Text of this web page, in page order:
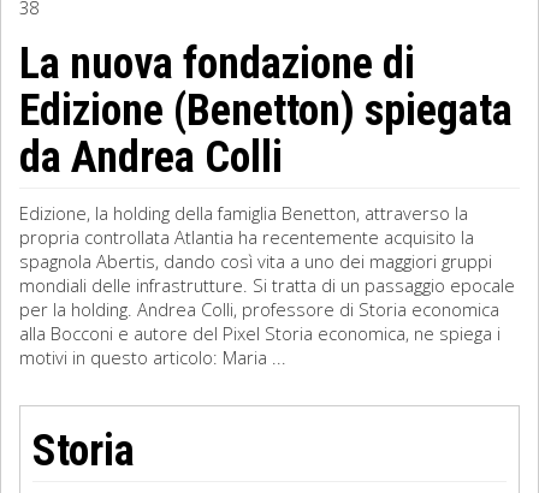
Sociologia
Filosofia
Storia
Matematica
Diritto
38
La nuova fondazione di
Edizione (Benetton) spiegata
da Andrea Colli
Edizione, la holding della famiglia Benetton, attraverso la
propria controllata Atlantia ha recentemente acquisito la
spagnola Abertis, dando così vita a uno dei maggiori gruppi
mondiali delle infrastrutture. Si tratta di un passaggio epocale
per la holding. Andrea Colli, professore di Storia economica
alla Bocconi e autore del Pixel Storia economica, ne spiega i
motivi in questo articolo: Maria ...
Storia